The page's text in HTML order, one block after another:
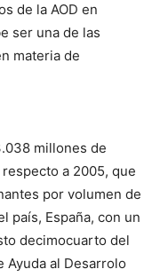
de la AOD en
ser una de las
materia de
millones de
a 2005, que
por volumen de
país, España, con un
decimocuarto del
Ayuda al Desarrolo